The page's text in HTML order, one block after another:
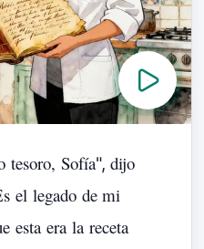
tesoro, Sofía", dijo
el legado de mi
esta era la receta